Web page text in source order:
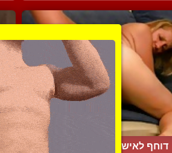
דוחף לאישתו אצבעות בדוגי...